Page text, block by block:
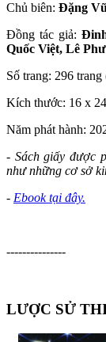
Chủ biên: Đặng
Đồng tác giả:
Quốc Việt, Lê
Số trang: 296
Kích thước: 16 x
Năm phát hành:
- Sách giấy được
như những cơ sở
- Ebook tại đây.
---------------
LƯỢC SỬ